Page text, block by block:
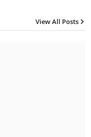
View All Posts